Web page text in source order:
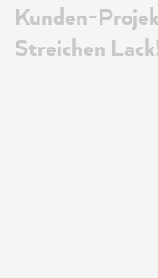
Kunden-
Streichen